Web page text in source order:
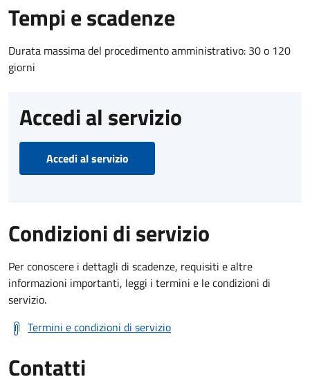
Tempi e scadenze
Durata massima del procedimento amministrativo: 30 o 120
giorni
Accedi al servizio
Accedi al servizio
Condizioni di servizio
Per conoscere i dettagli di scadenze, requisiti e altre
informazioni importanti, leggi i termini e le condizioni di
servizio.
Termini e condizioni di servizio
Contatti